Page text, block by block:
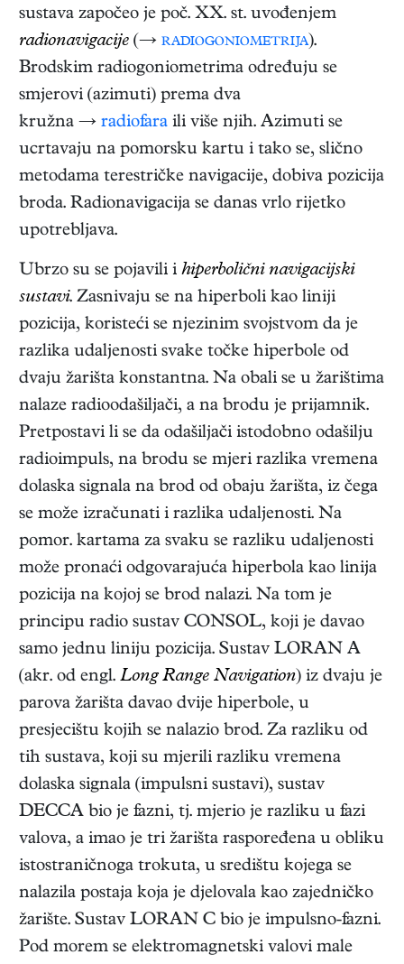
sustava započeo je poč. XX. st. uvođenjem
radionavigacije (→ radiogoniometrija).
Brodskim radiogoniometrima određuju se
smjerovi (azimuti) prema dva
kružna → radiofara ili više njih. Azimuti se
ucrtavaju na pomorsku kartu i tako se, slično
metodama terestričke navigacije, dobiva pozicija
broda. Radionavigacija se danas vrlo rijetko
upotrebljava.
Ubrzo su se pojavili i hiperbolični navigacijski
sustavi. Zasnivaju se na hiperboli kao liniji
pozicija, koristeći se njezinim svojstvom da je
razlika udaljenosti svake točke hiperbole od
dvaju žarišta konstantna. Na obali se u žarištima
nalaze radioodašiljači, a na brodu je prijamnik.
Pretpostavi li se da odašiljači istodobno odašilju
radioimpuls, na brodu se mjeri razlika vremena
dolaska signala na brod od obaju žarišta, iz čega
se može izračunati i razlika udaljenosti. Na
pomor. kartama za svaku se razliku udaljenosti
može pronaći odgovarajuća hiperbola kao linija
pozicija na kojoj se brod nalazi. Na tom je
principu radio sustav CONSOL, koji je davao
samo jednu liniju pozicija. Sustav LORAN A
(akr. od engl. Long Range Navigation) iz dvaju je
parova žarišta davao dvije hiperbole, u
presjecištu kojih se nalazio brod. Za razliku od
tih sustava, koji su mjerili razliku vremena
dolaska signala (impulsni sustavi), sustav
DECCA bio je fazni, tj. mjerio je razliku u fazi
valova, a imao je tri žarišta raspoređena u obliku
istostraničnoga trokuta, u središtu kojega se
nalazila postaja koja je djelovala kao zajedničko
žarište. Sustav LORAN C bio je impulsno-fazni.
Pod morem se elektromagnetski valovi male